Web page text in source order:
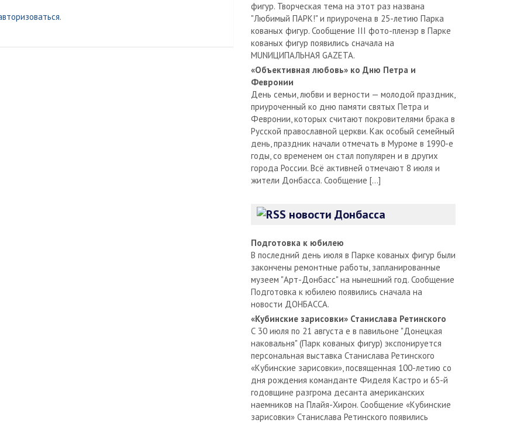
.
фигур. Творческая тема на этот раз названа
"Любимый ПАРК!" и приурочена в 25-летию Парка
кованых фигур. Сообщение III фото-пленэр в Парке
кованых фигур появились сначала на
MUNИЦИПАЛЬНАЯ GAZЕТА.
«Объективная любовь» ко Дню Петра и
Февронии
День семьи, любви и верности — молодой праздник,
приуроченный ко дню памяти святых Петра и
Февронии, которых считают покровителями брака в
Русской православной церкви. Как особый семейный
день, праздник начали отмечать в Муроме в 1990-е
годы, со временем он стал популярен и в других
города России. Всё активней отмечают 8 июля и
жители Донбасса. Сообщение […]
новости Донбасса
Подготовка к юбилею
В последний день июля в Парке кованых фигур были
закончены ремонтные работы, запланированные
музеем "Арт-Донбасс" на нынешний год. Сообщение
Подготовка к юбилею появились сначала на
новости ДОНБАССА.
«Кубинские зарисовки» Станислава Ретинского
С 30 июля по 21 августа е в павильоне "Донецкая
наковальня" (Парк кованых фигур) экспонируется
персональная выставка Станислава Ретинского
«Кубинские зарисовки», посвященная 100-летию со
дня рождения команданте Фиделя Кастро и 65-й
годовщине разгрома десанта американских
наемников на Плайя-Хирон. Сообщение «Кубинские
зарисовки» Станислава Ретинского появились